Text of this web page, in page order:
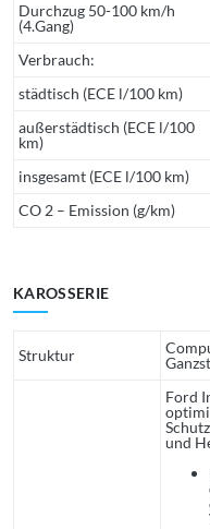
Durchzug 50-100 km/h
(4.Gang)
Verbrauch:
städtisch (ECE l/100 km)
außerstädtisch (ECE l/100
km)
insgesamt (ECE l/100 km)
CO 2 – Emission (g/km)
KAROSSERIE
Struktur
Ford
und